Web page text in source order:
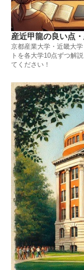
産近甲龍の良い点
京都産業大学・近畿大
トを各大学10点ずつ解
てください！